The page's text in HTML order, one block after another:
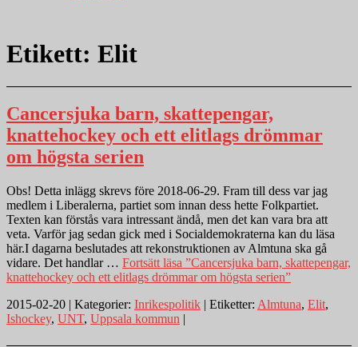
Etikett: Elit
Cancersjuka barn, skattepengar,
knattehockey och ett elitlags drömmar
om högsta serien
Obs! Detta inlägg skrevs före 2018-06-29. Fram till dess var jag
medlem i Liberalerna, partiet som innan dess hette Folkpartiet.
Texten kan förstås vara intressant ändå, men det kan vara bra att
veta. Varför jag sedan gick med i Socialdemokraterna kan du läsa
här.I dagarna beslutades att rekonstruktionen av Almtuna ska gå
vidare. Det handlar … Fortsätt läsa ”Cancersjuka barn, skattepengar,
knattehockey och ett elitlags drömmar om högsta serien”
2015-02-20 | Kategorier: Inrikespolitik | Etiketter: Almtuna, Elit,
Ishockey, UNT, Uppsala kommun |